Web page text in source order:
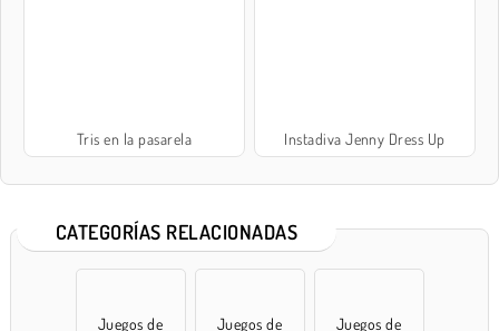
Tris en la pasarela Instadiva Jenny Dress Up
CATEGORÍAS RELACIONADAS
Juegos de
Juegos de
Juegos de